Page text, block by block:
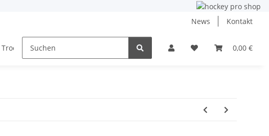
News Kontakt
0,00 €
Trockentraining NHL und DEB